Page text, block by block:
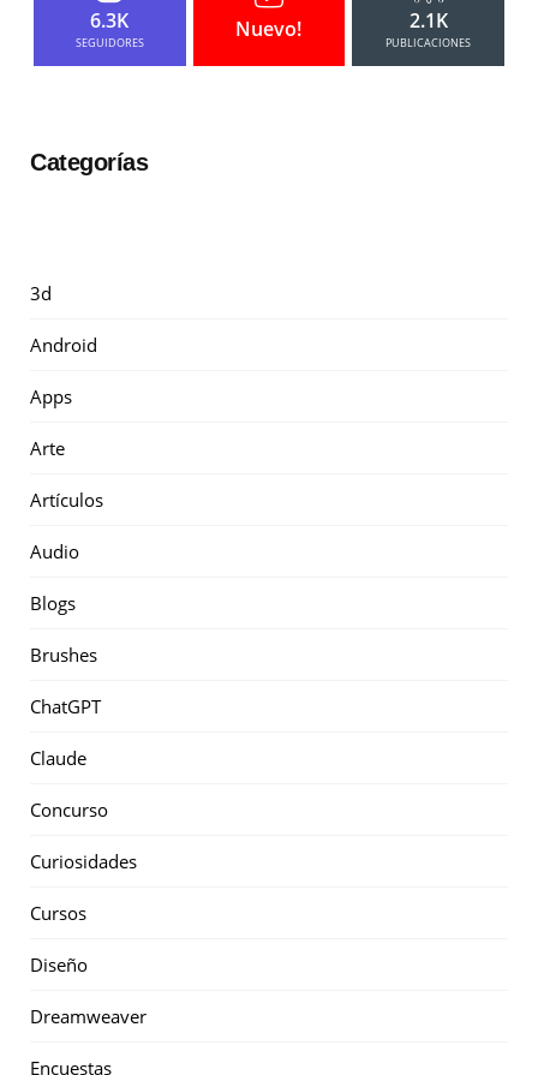
6.3K
SEGUIDORES
Nuevo! 2.1K
PUBLICACIONES
Categorías
3d
Android
Apps
Arte
Artículos
Audio
Blogs
Brushes
ChatGPT
Claude
Concurso
Curiosidades
Cursos
Diseño
Dreamweaver
Encuestas